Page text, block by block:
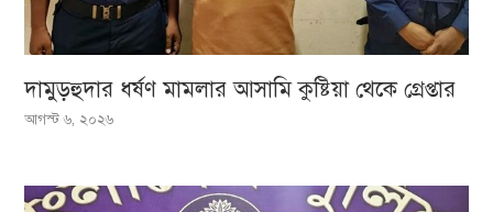
দামুড়হুদার ধর্ষণ মামলার আসামি কুষ্টিয়া থেকে গ্রেপ্তার
আগস্ট ৬, ২০২৬